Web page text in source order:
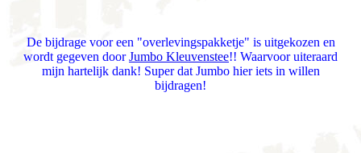
De bijdrage voor een "overlevingspakketje" is uitgekozen en
wordt gegeven doorJumbo Kleuvenstee!! Waarvoor uiteraard
mijn hartelijk dank! Super dat Jumbo hier iets in willen
bijdragen!